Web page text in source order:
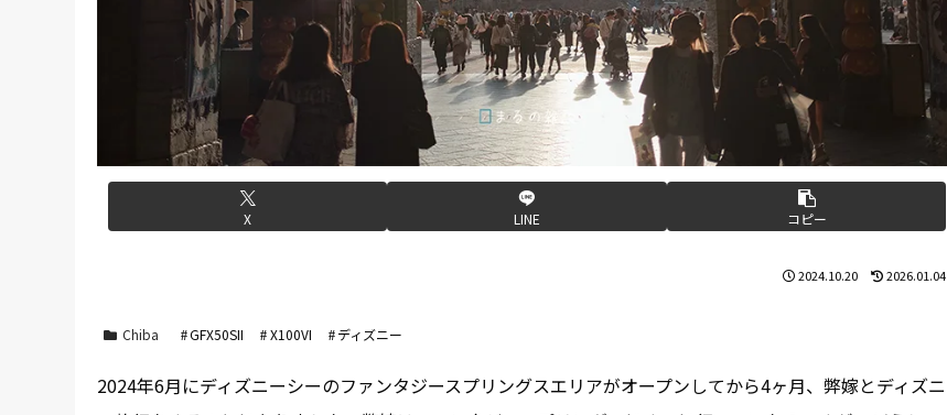
X LINE コピー
2024.10.20 2026.01.04
Chiba GFX50SII X100VI ディズニー
2024年6月にディズニーシーのファンタジースプリングスエリアがオープンしてから4ヶ月、弊嫁とディズニ